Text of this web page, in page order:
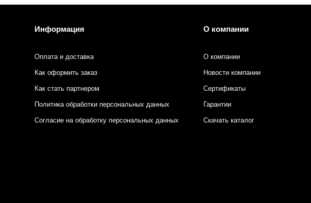
Информация
Оплата и доставка
Как оформить заказ
Как стать партнером
Политика обработки персональных данных
Согласие на обработку персональных данных
О компании
О компании
Новости компании
Сертификаты
Гарантии
Скачать каталог